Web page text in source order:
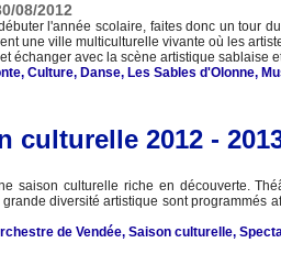
08/2012
l'année scolaire, faites donc un tour
une ville multiculturelle vivante où les
échanger avec la scène artistique sablaise
, Culture, Danse, Les Sables d'Olonne,
culturelle 2012 -
saison culturelle riche en découverte.
diversité artistique sont programmés
de Vendée,Saison culturelle,